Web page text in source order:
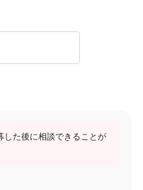
力手当3.5万円＋店舗目標
手当4.5万円+店舗目標手
した後に相談できることが